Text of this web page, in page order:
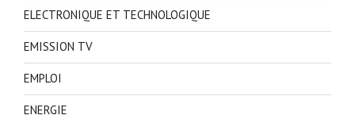
ELECTRONIQUE ET TECHNOLOGIQUE
EMISSION TV
EMPLOI
ENERGIE